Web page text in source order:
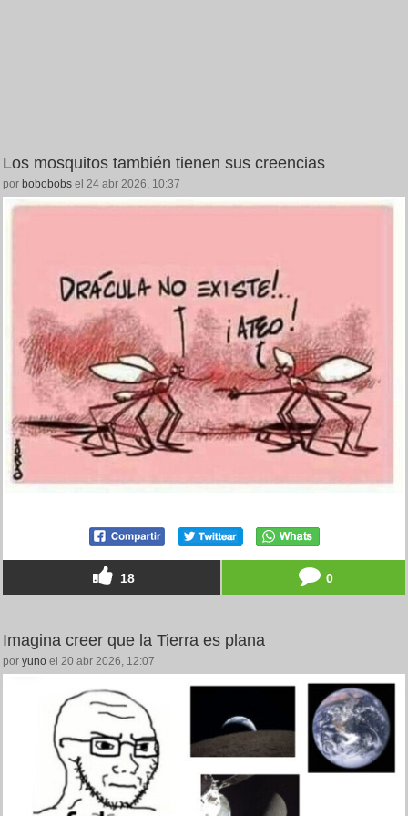
Los mosquitos también tienen sus creencias
por bobobobs el 24 abr 2026, 10:37
18 0
Imagina creer que la Tierra es plana
por yuno el 20 abr 2026, 12:07